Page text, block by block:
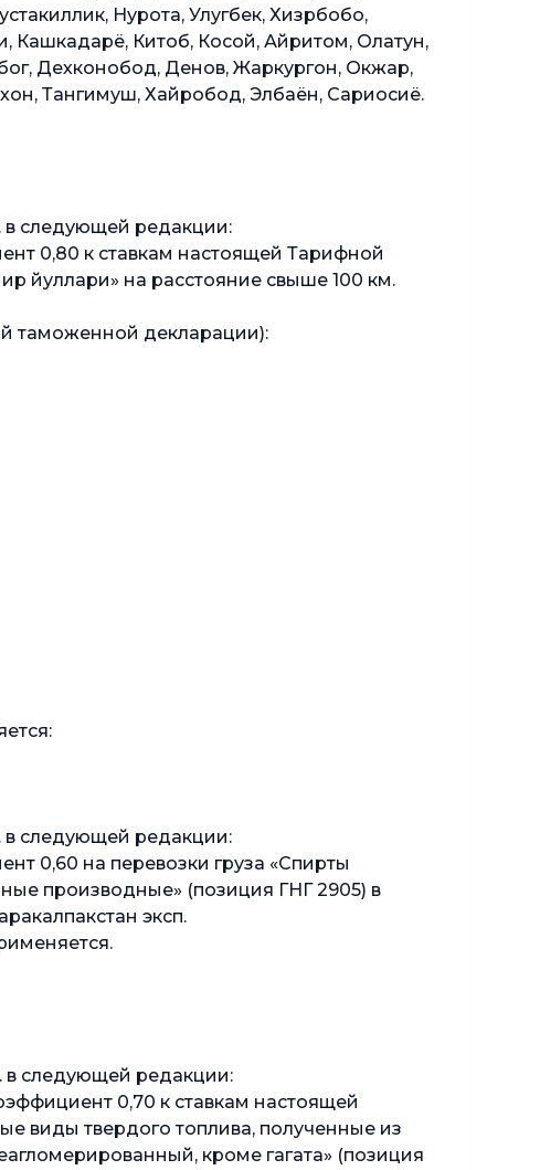
Нурота, Улугбек, Хизрбобо,
Кашкадарё, Китоб, Косой, Айритом, Олатун,
Дехконобод, Денов, Жаркургон, Окжар,
Тангимуш, Хайробод, Элбаён, Сариосиё.
в следующей редакции:
0,80 к ставкам настоящей Тарифной
йуллари» на расстояние свыше 100 км.
таможенной декларации):
в следующей редакции:
0,60 на перевозки груза «Спирты
производные» (позиция ГНГ 2905) в
эксп.
в следующей редакции:
0,70 к ставкам настоящей
виды твердого топлива, полученные из
кроме гагата» (позиция